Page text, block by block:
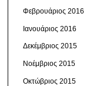
Φεβρουάριος 2016
Ιανουάριος 2016
Δεκέμβριος 2015
Νοέμβριος 2015
Οκτώβριος 2015